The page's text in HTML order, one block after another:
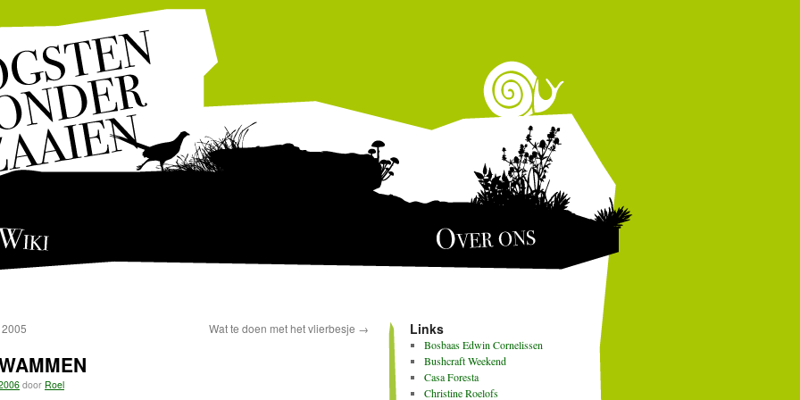
Wiki Over ons
Wat te doen met het vlierbesje →
door Roel
Links
Bosbaas Edwin Cornelissen
Bushcraft Weekend
Casa Foresta
Christine Roelofs